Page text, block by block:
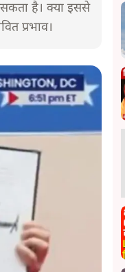
सकता है। क्या इससे
प्रभाव।